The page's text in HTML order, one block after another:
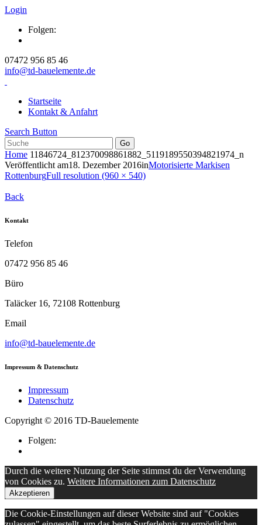
Login
Folgen:
07472 956 85 46
info@td-bauelemente.de
Startseite
Kontakt & Anfahrt
Search Button
Home 11846724_812370098861882_5119189550394821974_n
Veröffentlicht am18. Dezember 2016inMotorisierte Markisen
RottenburgFull resolution (960 × 540)
Back
Kontakt
Telefon
07472 956 85 46
Büro
Taläcker 16, 72108 Rottenburg
Email
info@td-bauelemente.de
Impressum & Datenschutz
Impressum
Datenschutz
Copyright © 2016 TD-Bauelemente
Folgen:
Durch die weitere Nutzung der Seite stimmst du der Verwendung
von Cookies zu. Weitere Informationen zum Datenschutz
Akzeptieren
Die Cookie-Einstellungen auf dieser Website sind auf "Cookies